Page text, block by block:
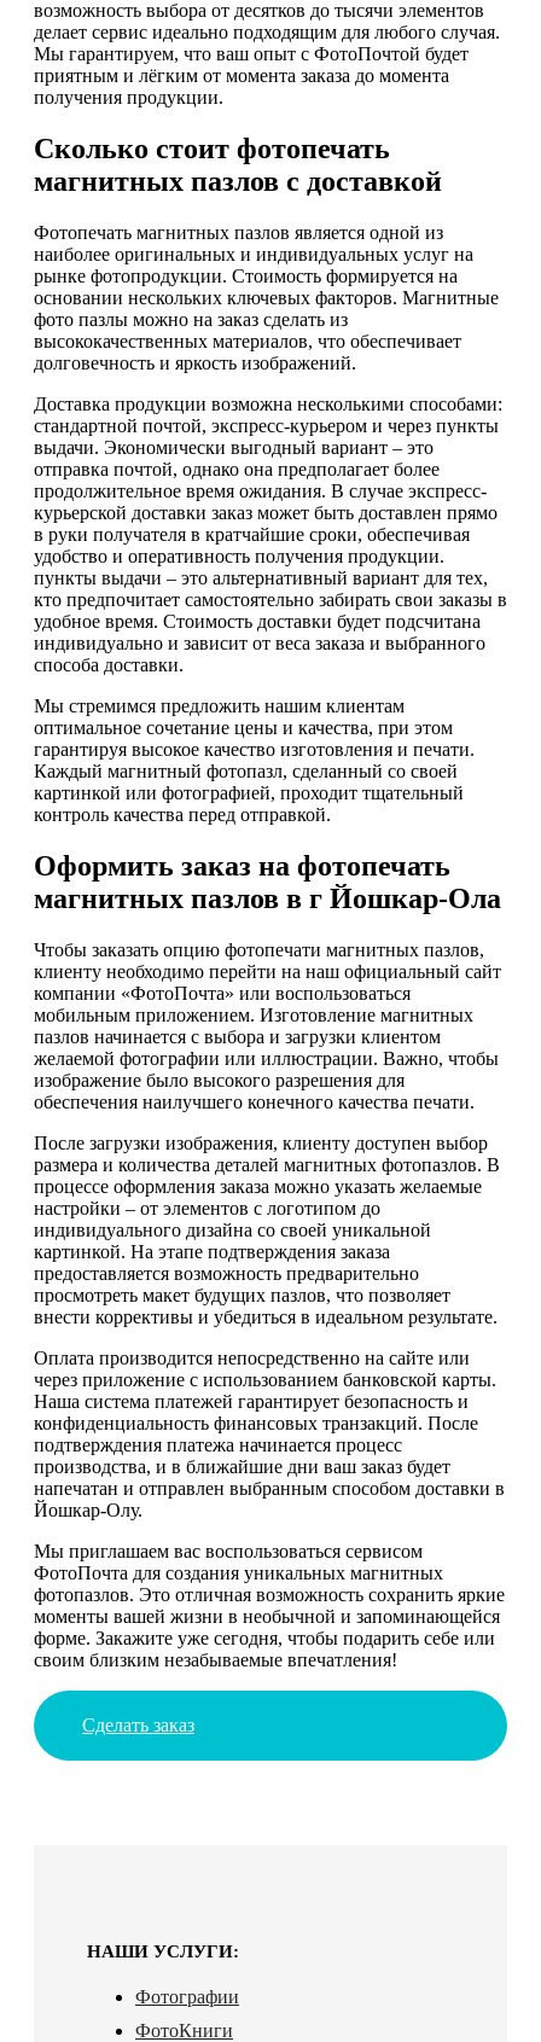
возможность выбора от десятков до тысячи элементов
делает сервис идеально подходящим для любого случая.
Мы гарантируем, что ваш опыт с ФотоПочтой будет
приятным и лёгким от момента заказа до момента
получения продукции.
Сколько стоит фотопечать
магнитных пазлов с доставкой
Фотопечать магнитных пазлов является одной из
наиболее оригинальных и индивидуальных услуг на
рынке фотопродукции. Стоимость формируется на
основании нескольких ключевых факторов. Магнитные
фото пазлы можно на заказ сделать из
высококачественных материалов, что обеспечивает
долговечность и яркость изображений.
Доставка продукции возможна несколькими способами:
стандартной почтой, экспресс-курьером и через пункты
выдачи. Экономически выгодный вариант – это
отправка почтой, однако она предполагает более
продолжительное время ожидания. В случае экспресс-
курьерской доставки заказ может быть доставлен прямо
в руки получателя в кратчайшие сроки, обеспечивая
удобство и оперативность получения продукции.
пункты выдачи – это альтернативный вариант для тех,
кто предпочитает самостоятельно забирать свои заказы в
удобное время. Стоимость доставки будет подсчитана
индивидуально и зависит от веса заказа и выбранного
способа доставки.
Мы стремимся предложить нашим клиентам
оптимальное сочетание цены и качества, при этом
гарантируя высокое качество изготовления и печати.
Каждый магнитный фотопазл, сделанный со своей
картинкой или фотографией, проходит тщательный
контроль качества перед отправкой.
Оформить заказ на фотопечать
магнитных пазлов в г Йошкар-Ола
Чтобы заказать опцию фотопечати магнитных пазлов,
клиенту необходимо перейти на наш официальный сайт
компании «ФотоПочта» или воспользоваться
мобильным приложением. Изготовление магнитных
пазлов начинается с выбора и загрузки клиентом
желаемой фотографии или иллюстрации. Важно, чтобы
изображение было высокого разрешения для
обеспечения наилучшего конечного качества печати.
После загрузки изображения, клиенту доступен выбор
размера и количества деталей магнитных фотопазлов. В
процессе оформления заказа можно указать желаемые
настройки – от элементов с логотипом до
индивидуального дизайна со своей уникальной
картинкой. На этапе подтверждения заказа
предоставляется возможность предварительно
просмотреть макет будущих пазлов, что позволяет
внести коррективы и убедиться в идеальном результате.
Оплата производится непосредственно на сайте или
через приложение с использованием банковской карты.
Наша система платежей гарантирует безопасность и
конфиденциальность финансовых транзакций. После
подтверждения платежа начинается процесс
производства, и в ближайшие дни ваш заказ будет
напечатан и отправлен выбранным способом доставки в
Йошкар-Олу.
Мы приглашаем вас воспользоваться сервисом
ФотоПочта для создания уникальных магнитных
фотопазлов. Это отличная возможность сохранить яркие
моменты вашей жизни в необычной и запоминающейся
форме. Закажите уже сегодня, чтобы подарить себе или
своим близким незабываемые впечатления!
Сделать заказ
НАШИ УСЛУГИ:
Фотографии
ФотоКниги